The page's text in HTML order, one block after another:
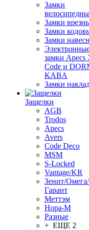
Замки
Замки
Замки
Замки
замки Apecs
Code и
KABA
Замки
Защелки
AGB
Trodos
Apecs
Avers
Code Deco
MSM
S-Locked
Vantage/KR
Зенит/Омега/
Гарант
Меттэм
Нора-М
Разные
+ ЕЩЕ 2